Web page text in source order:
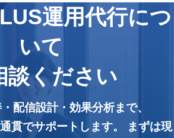
運用代行につ
いて
談ください
配信設計・効果分析まで、
貫でサポートします。 まずは現